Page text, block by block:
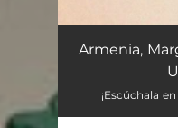
Armenia,
¡Escúchala